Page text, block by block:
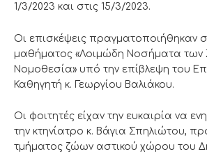
1/3/2023 και στις 15/3/2023.
Οι επισκέψεις πραγματοποιήθηκαν
μαθήματος «Λοιμώδη Νοσήματα των
Νομοθεσία» υπό την επίβλεψη του
Καθηγητή κ. Γεωργίου Βαλιάκου.
Οι φοιτητές είχαν την ευκαιρία να
την κτηνίατρο κ. Βάγια Σπηλιώτου,
τμήματος ζώων αστικού χώρου του